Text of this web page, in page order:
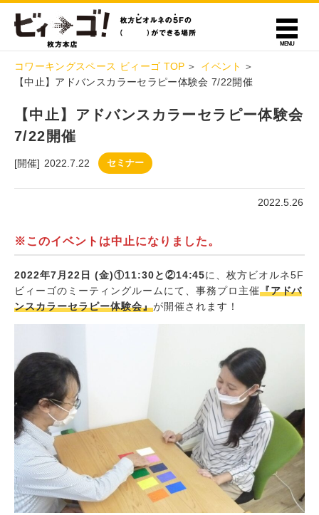
コワーキングスペース ビィーゴ TOP
イベント
【中止】アドバンスカラーセラピー体験会 7/22開催
【中止】アドバンスカラーセラピー体験会
7/22開催
[開催] 2022.7.22 セミナー
2022.5.26
※このイベントは中止になりました。
2022年7月22日 (金)①11:30と②14:45に、枚方ビオルネ5F
ビィーゴのミーティングルームにて、事務プロ主催『アドバ
ンスカラーセラピー体験会』が開催されます！